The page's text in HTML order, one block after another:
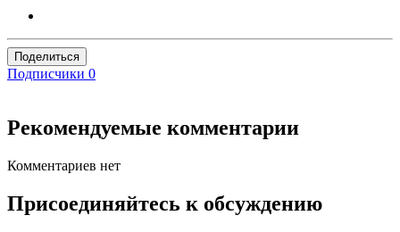
Поделиться
Подписчики 0
Рекомендуемые комментарии
Комментариев нет
Присоединяйтесь к обсуждению